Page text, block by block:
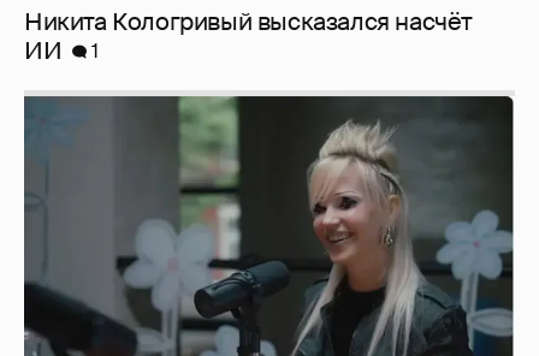
Певица Глюкоза рассказала о съёмках для
эротического журнала
3